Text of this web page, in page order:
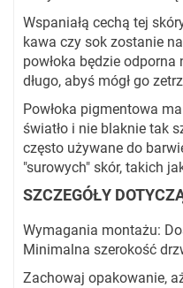
Wspaniałą cechą tej
kawa czy sok zostanie
powłoka będzie
długo, abyś mógł go
Powłoka pigmentowa
światło i nie blaknie tak
często używane do
"surowych" skór, takich
SZCZEGÓŁY
Wymagania montażu:
Minimalna szerokość
Zachowaj opakowanie,